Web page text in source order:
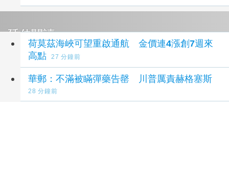
延伸閱讀
荷莫茲海峽可望重啟通航 金價連4漲創7週來
高點
27 分鐘前
華郵：不滿被瞞彈藥告罄 川普厲責赫格塞斯
28 分鐘前